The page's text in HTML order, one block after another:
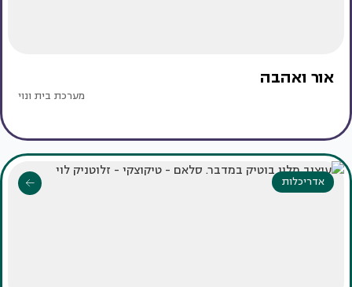
אור ואהבה
מערכת בית ונוי
אדריכלות